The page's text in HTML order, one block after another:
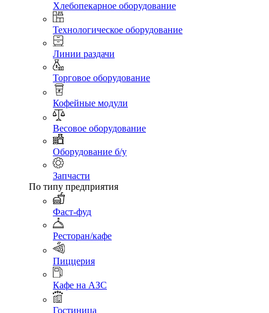
Хлебопекарное оборудование
Технологическое оборудование
Линии раздачи
Торговое оборудование
Кофейные модули
Весовое оборудование
Оборудование б/у
Запчасти
По типу предприятия
Фаст-фуд
Ресторан/кафе
Пиццерия
Кафе на АЗС
Гостиница